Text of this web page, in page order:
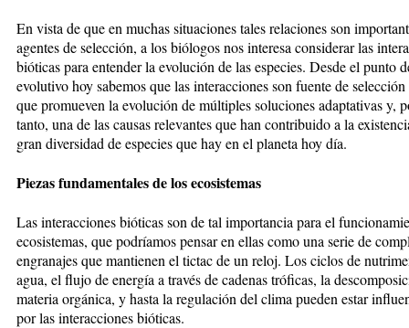
En vista de que en muchas situaciones tales relaciones son
agentes de selección, a los biólogos nos interesa considerar las
bióticas para entender la evolución de las especies. Desde el punto
evolutivo hoy sabemos que las interacciones son fuente de
que promueven la evolución de múltiples soluciones adaptativas y,
tanto, una de las causas relevantes que han contribuido a la
gran diversidad de especies que hay en el planeta hoy día.
Piezas fundamentales de los ecosistemas
Las interacciones bióticas son de tal importancia para el
ecosistemas, que podríamos pensar en ellas como una serie de
engranajes que mantienen el tictac de un reloj. Los ciclos de
agua, el flujo de energía a través de cadenas tróficas, la
materia orgánica, y hasta la regulación del clima pueden estar
por las interacciones bióticas.